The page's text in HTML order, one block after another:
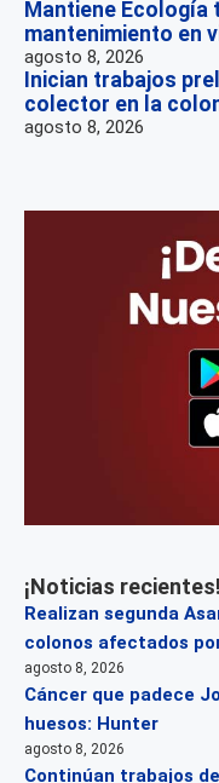
Mantiene Ecología
mantenimiento en
agosto 8, 2026
Inician trabajos
colector en la
agosto 8, 2026
¡Noticias recientes!
Realizan segunda
colonos afectados
agosto 8, 2026
Cáncer que padece
huesos: Hunter
agosto 8, 2026
Continúan trabajos